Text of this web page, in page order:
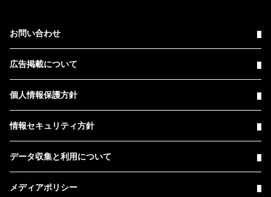
お問い合わせ
広告掲載について
個人情報保護方針
情報セキュリティ方針
データ収集と利用について
メディアポリシー